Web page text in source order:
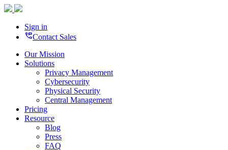
Sign in
perm_phone_msgContact Sales
Our Mission
Solutions
Privacy Management
Cybersecurity
Physical Security
Central Management
Pricing
Resource
Blog
Press
FAQ